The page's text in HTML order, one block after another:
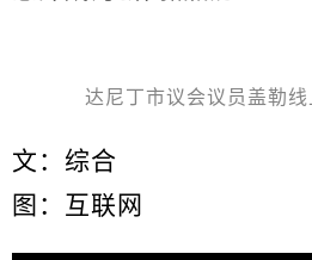
达尼丁市议会议员盖勒线
文：综合
图：互联网